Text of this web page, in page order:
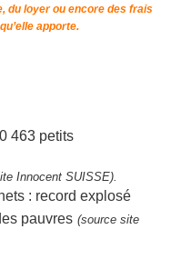
du loyer ou encore des frais
apporte.
463 petits
Innocent SUISSE).
: record explosé
pauvres (source site